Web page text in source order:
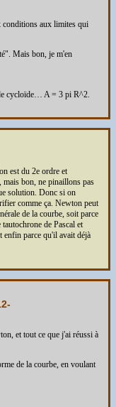
conditions aux limites qui
Mais bon, je m'en
cycloïde… A = 3 pi R^2.
est du 2e ordre et
mais bon, ne pinaillons pas
solution. Donc si on
comme ça. Newton peut
de la courbe, soit parce
de Pascal et
enfin parce qu'il avait déjà
et tout ce que j'ai réussi à
de la courbe, en voulant